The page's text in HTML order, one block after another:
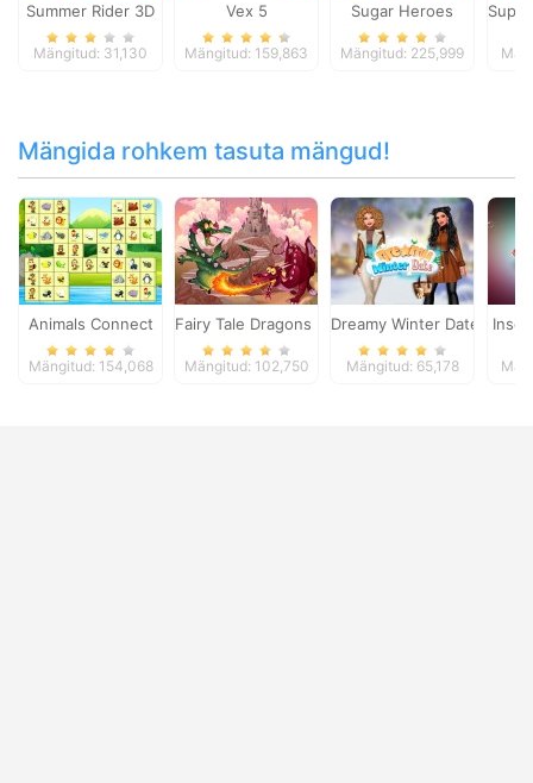
Summer Rider 3D
Mängitud: 31,130
Vex 5
Mängitud: 159,863
Sugar Heroes
Mängitud: 225,999
Mängida rohkem tasuta mängud!
Animals Connect
Mängitud: 154,068
Fairy Tale Dragons Memory
Mängitud: 102,750
Dreamy Winter Date
Mängitud: 65,178